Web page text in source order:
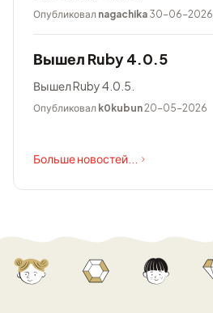
Опубликовал nagachika 30-06-2026
Вышел Ruby 4.0.5
Вышел Ruby 4.0.5.
Опубликовал k0kubun20-05-2026
Больше новостей...